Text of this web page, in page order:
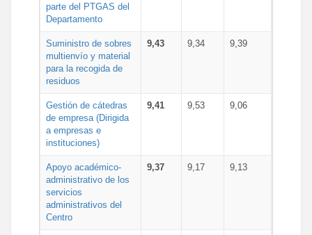
parte del PTGAS del
Departamento
Suministro de sobres
multienvío y material
para la recogida de
residuos
9,43 9,34 9,39
Gestión de cátedras
de empresa (Dirigida
a empresas e
instituciones)
9,41 9,53 9,06
Apoyo académico-
administrativo de los
servicios
administrativos del
Centro
9,37 9,17 9,13